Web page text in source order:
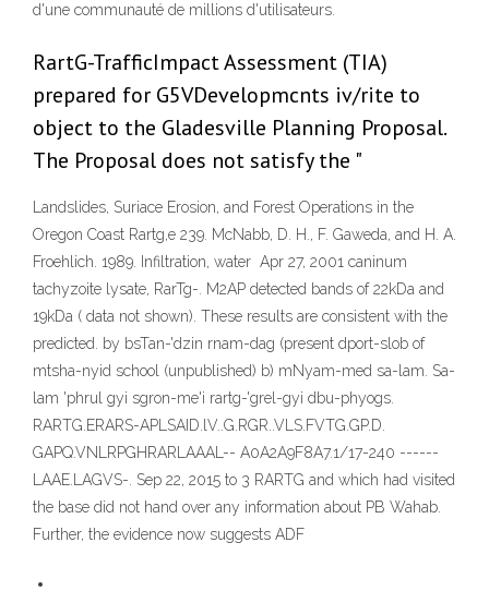
d'une communauté de millions d'utilisateurs.
RartG-TrafficImpact Assessment (TIA)
prepared for G5VDevelopmcnts iv/rite to
object to the Gladesville Planning Proposal.
The Proposal does not satisfy the "
Landslides, Suriace Erosion, and Forest Operations in the
Oregon Coast Rartg,e 239. McNabb, D. H., F. Gaweda, and H. A.
Froehlich. 1989. Infiltration, water Apr 27, 2001 caninum
tachyzoite lysate, RarTg-. M2AP detected bands of 22kDa and
19kDa ( data not shown). These results are consistent with the
predicted. by bsTan-'dzin rnam-dag (present dport-slob of
mtsha-nyid school (unpublished) b) mNyam-med sa-lam. Sa-
lam 'phrul gyi sgron-me'i rartg-'grel-gyi dbu-phyogs.
RARTG.ERARS-APLSAID.lV..G.RGR..VLS.FVTG.GP.D.
GAPQ.VNLRPGHRARLAAAL-- A0A2A9F8A7.1/17-240 ------
LAAE.LAGVS-. Sep 22, 2015 to 3 RARTG and which had visited
the base did not hand over any information about PB Wahab.
Further, the evidence now suggests ADF